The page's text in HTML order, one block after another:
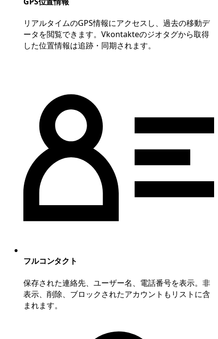
リアルタイムのGPS情報にアクセスし、過去の移動デ
ータを閲覧できます。Vkontakteのジオタグから取得
した位置情報は追跡・同期されます。
フルコンタクト
保存された連絡先、ユーザー名、電話番号を表示。非
表示、削除、ブロックされたアカウントもリストに含
まれます。